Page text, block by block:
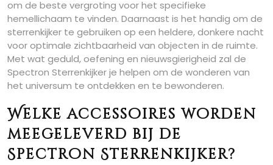
om de beste vergroting voor het specifieke
hemellichaam te vinden. Daarnaast is het handig om de
sterrenkijker te gebruiken op een heldere, donkere nacht
voor optimale zichtbaarheid van objecten in de ruimte.
Met wat geduld, oefening en nieuwsgierigheid zal de
Spectron Sterrenkijker je helpen om de wonderen van
het universum te ontdekken en te bewonderen.
Welke accessoires worden
meegeleverd bij de
Spectron Sterrenkijker?